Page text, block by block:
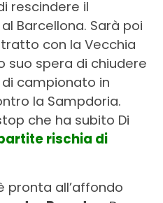
rescindere il
Barcellona. Sarà poi
con la Vecchia
suo spera di chiudere
campionato in
la Sampdoria.
che ha subito Di
rischia di
pronta all’affondo